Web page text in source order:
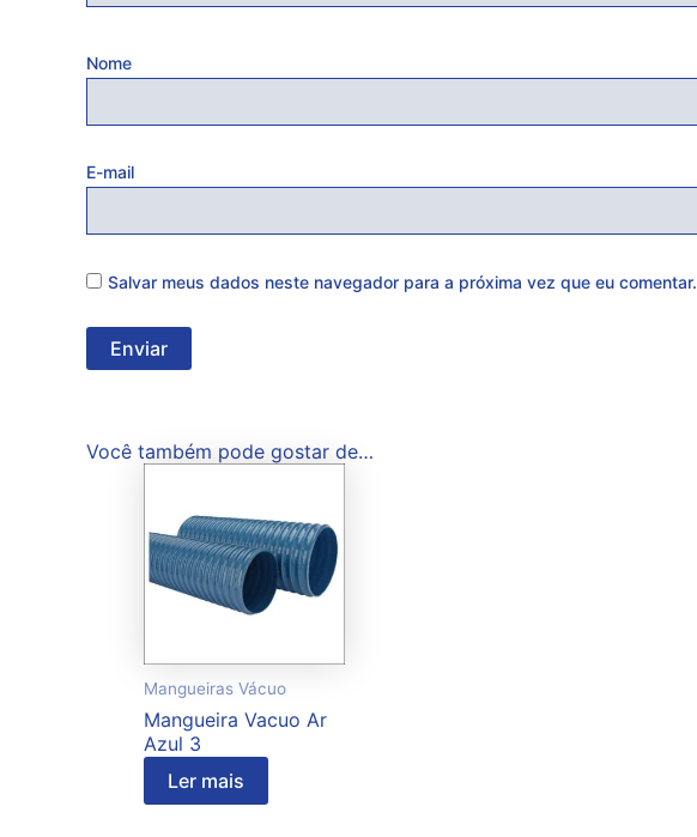
Nome
E-mail
Salvar meus dados neste navegador para a próxima vez que eu comentar.
Você também pode gostar de…
Mangueiras Vácuo
Mangueira Vacuo Ar
Azul 3
Ler mais